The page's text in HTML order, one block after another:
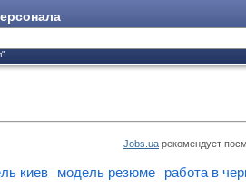
Jobs.ua рекомендует
киев модель резюме
работа в